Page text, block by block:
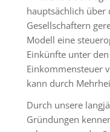
hauptsächlich
Gesellschaftern
Modell eine
Einkünfte unter
Einkommensteuer
kann durch
Durch unsere
Gründungen